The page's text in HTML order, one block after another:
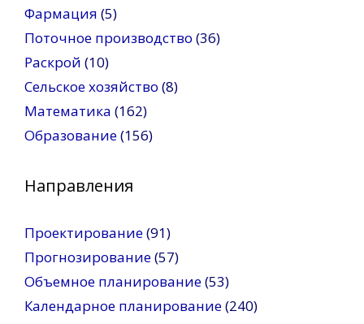
Фармация (5)
Поточное производство (36)
Раскрой (10)
Сельское хозяйство (8)
Математика (162)
Образование(156)
Направления
Проектирование(91)
Прогнозирование(57)
Объемное планирование(53)
Календарное планирование(240)